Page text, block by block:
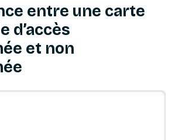
entre une carte
d’accès
et non